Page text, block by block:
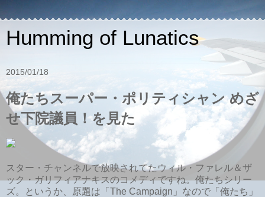
Humming of Lunatics
2015/01/18
俺たちスーパー・ポリティシャン めざ
せ下院議員！を見た
スター・チャンネルで放映されてたウィル・ファレル＆ザ
ック・ガリフィアナキスのコメディですね。俺たちシリー
ズ。というか、原題は「The Campaign」なので「俺たち」